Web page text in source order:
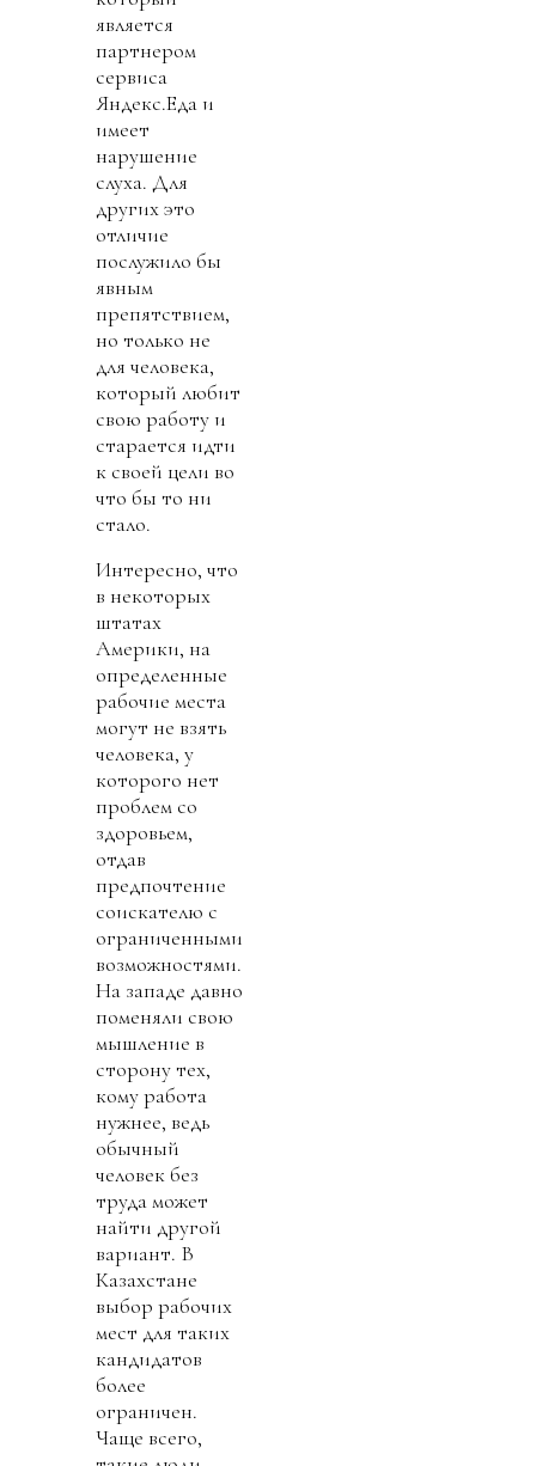
является
партнером
сервиса
Яндекс.Еда и
имеет
нарушение
слуха. Для
других это
отличие
послужило бы
явным
препятствием,
но только не
для человека,
который любит
свою работу и
старается идти
к своей цели во
что бы то ни
стало.
Интересно, что
в некоторых
штатах
Америки, на
определенные
рабочие места
могут не взять
человека, у
которого нет
проблем со
здоровьем,
отдав
предпочтение
соискателю с
ограниченными
возможностями.
На западе давно
поменяли свою
мышление в
сторону тех,
кому работа
нужнее, ведь
обычный
человек без
труда может
найти другой
вариант. В
Казахстане
выбор рабочих
мест для таких
кандидатов
более
ограничен.
Чаще всего,